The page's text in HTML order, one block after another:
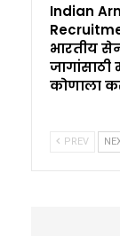
Indian
भारतीय
जागांसाठी
कोणाला
PREV